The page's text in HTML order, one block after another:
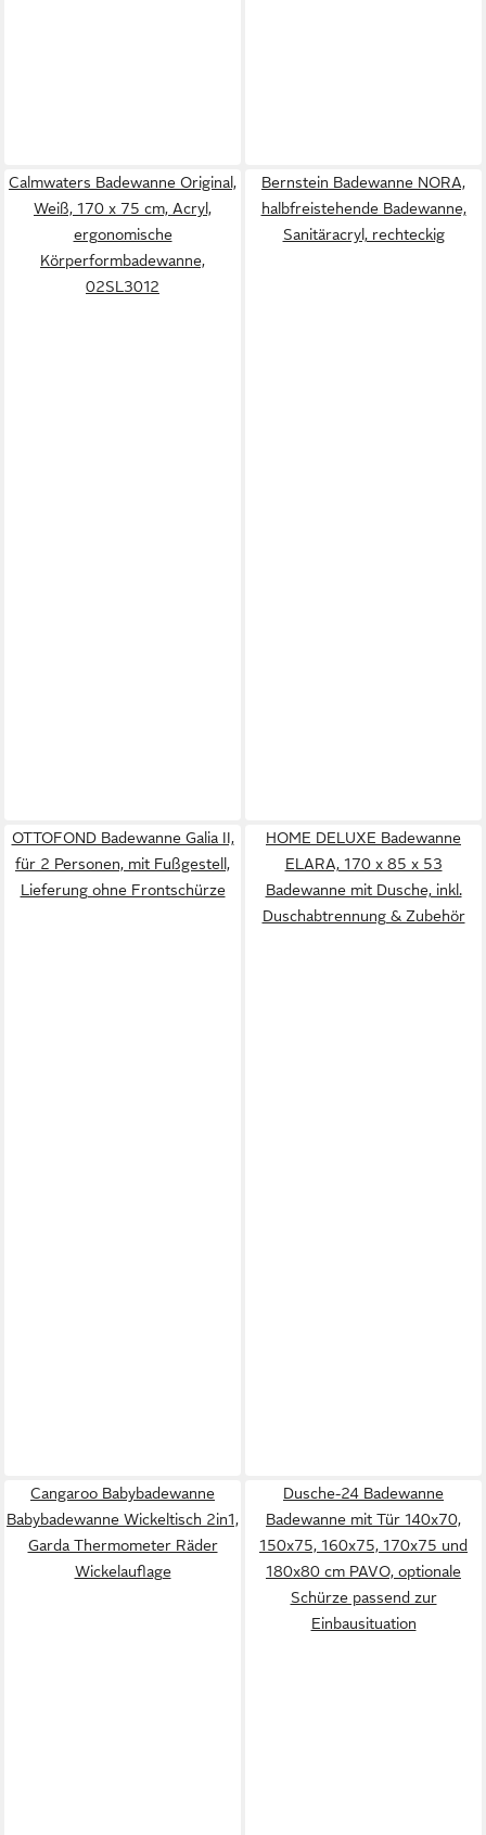
Calmwaters Badewanne Original,
Weiß, 170 x 75 cm, Acryl,
ergonomische
Körperformbadewanne,
02SL3012
Bernstein Badewanne NORA,
halbfreistehende Badewanne,
Sanitäracryl, rechteckig
OTTOFOND Badewanne Galia II,
für 2 Personen, mit Fußgestell,
Lieferung ohne Frontschürze
HOME DELUXE Badewanne
ELARA, 170 x 85 x 53
Badewanne mit Dusche, inkl.
Duschabtrennung & Zubehör
Cangaroo Babybadewanne
Babybadewanne Wickeltisch 2in1,
Garda Thermometer Räder
Wickelauflage
Dusche-24 Badewanne
Badewanne mit Tür 140x70,
150x75, 160x75, 170x75 und
180x80 cm PAVO, optionale
Schürze passend zur
Einbausituation